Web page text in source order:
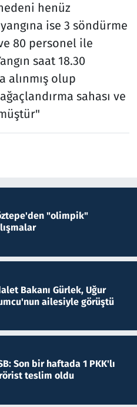
henüz
ise 3 söndürme
80 personel ile
saat 18.30
alınmış olup
sahası ve
"olimpik"
Bakanı Gürlek, Uğur
ailesiyle görüştü
Son bir haftada 1 PKK'lı
teslim oldu